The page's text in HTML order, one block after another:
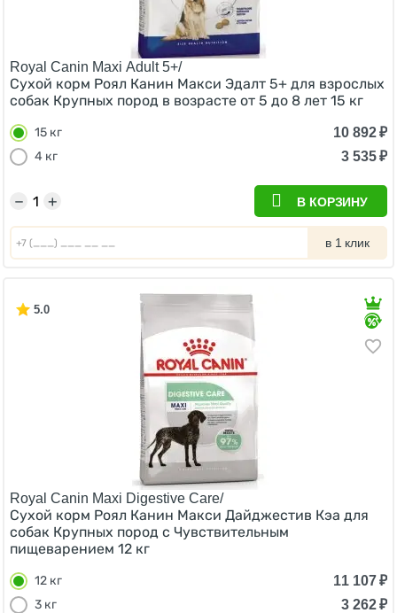
Royal Canin Maxi Adult 5+/
Сухой корм Роял Канин Макси Эдалт 5+ для взрослых
собак Крупных пород в возрасте от 5 до 8 лет 15 кг
15 кг 10 892₽
4 кг
3 535₽
+
− В КОРЗИНУ
в 1 клик
5.0
Royal Canin Maxi Digestive Care/
Сухой корм Роял Канин Макси Дайджестив Кэа для
собак Крупных пород с Чувствительным
пищеварением 12 кг
12 кг 11 107₽
3 кг
3 262₽